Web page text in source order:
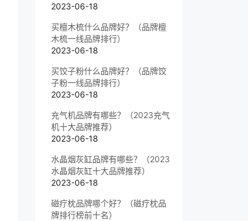
2023-06-18
买檀木梳什么品牌好？（品牌檀
木梳一线品牌排行）
2023-06-18
买饺子粉什么品牌好？（品牌饺
子粉一线品牌排行）
2023-06-18
充气机品牌有哪些？（2023充气
机十大品牌推荐）
2023-06-18
水晶烟灰缸品牌有哪些？（2023
水晶烟灰缸十大品牌推荐）
2023-06-18
磁疗枕品牌哪个好？（磁疗枕品
牌排行榜前十名）